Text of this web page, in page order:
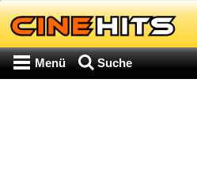
Menü Suche